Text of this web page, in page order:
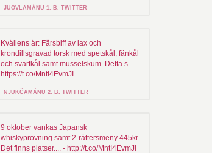
JUOVLAMÁNU 1. B. TWITTER
Kvällens är: Färsbiff av lax och
krondillsgravad torsk med spetskål, fänkål
och svartkål samt musselskum. Detta s…
https://t.co/MntI4EvmJI
NJUKČAMÁNU 2. B. TWITTER
9 oktober vankas Japansk
whiskyprovning samt 2-rättersmeny 445kr.
Det finns platser.... - http://t.co/MntI4EvmJI